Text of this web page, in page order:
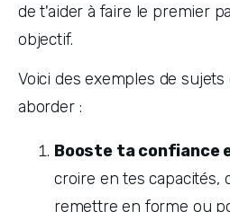
de t'aider à faire le premier
objectif.
Voici des exemples de
aborder :
Booste ta confiance
croire en tes capacités,
remettre en forme ou